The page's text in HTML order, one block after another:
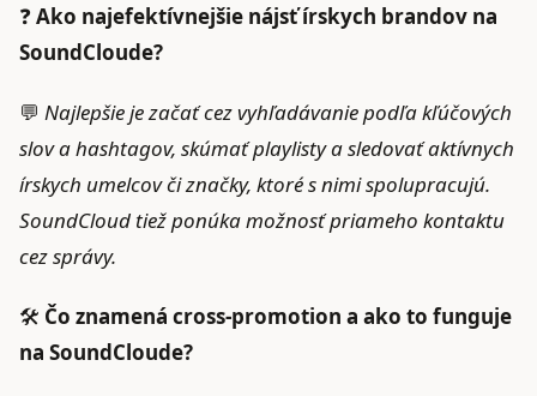
❓Ako najefektívnejšie nájsť írskych brandov na
SoundCloude?
💬 Najlepšie je začať cez vyhľadávanie podľa kľúčových
slov a hashtagov, skúmať playlisty a sledovať aktívnych
írskych umelcov či značky, ktoré s nimi spolupracujú.
SoundCloud tiež ponúka možnosť priameho kontaktu
cez správy.
🛠️ Čo znamená cross-promotion a ako to funguje
na SoundCloude?